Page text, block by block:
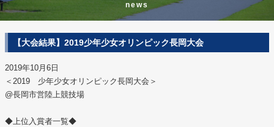
news
【大会結果】2019少年少女オリンピック長岡大会
2019年10月6日
＜2019 少年少女オリンピック長岡大会＞
@長岡市営陸上競技場
◆上位入賞者一覧◆